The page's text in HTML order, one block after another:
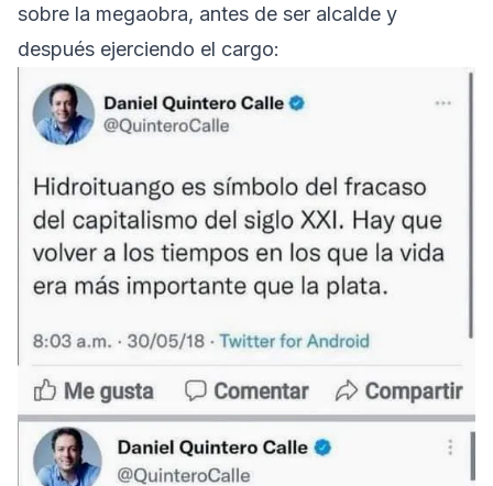
sobre la megaobra, antes de ser alcalde y
después ejerciendo el cargo: